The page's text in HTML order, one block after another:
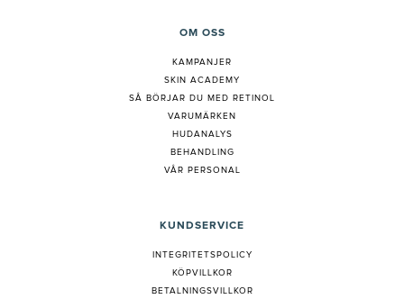
OM OSS
KAMPANJER
SKIN ACADEMY
SÅ BÖRJAR DU MED RETINOL
VARUMÄRKEN
HUDANALYS
BEHANDLING
VÅR PERSONAL
KUNDSERVICE
INTEGRITETSPOLICY
KÖPVILLKOR
BETALNINGSVILLKOR